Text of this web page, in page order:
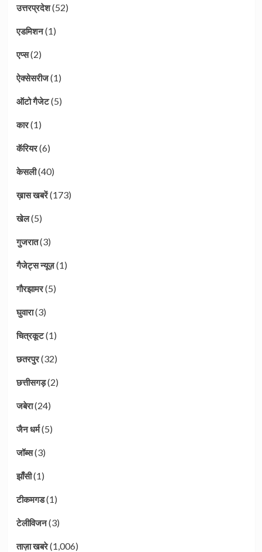
उत्तरप्रदेश(52)
एडमिशन(1)
एप्स(2)
ऐक्सेसरीज(1)
ऑटो गैजेट(5)
कार(1)
कॅरियर(6)
केसली(40)
ख़ास खबरें(173)
खेल(5)
गुजरात(3)
गैजेट्स न्यूज़(1)
गौरझामर(5)
घुवारा(3)
चित्रकूट(1)
छतरपुर(32)
छत्तीसगड़(2)
जबेरा(24)
जैन धर्म(5)
जॉब्स(3)
झाँसी(1)
टीकमगड(1)
टेलीविजन(3)
ताज़ा खबरे(1,006)